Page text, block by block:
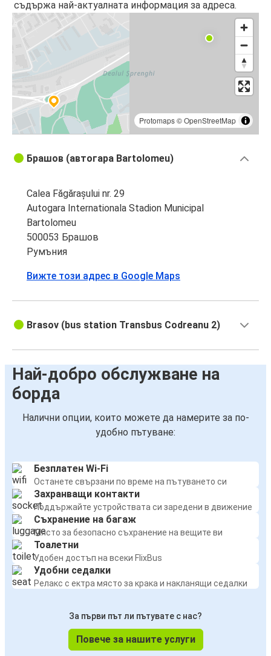
съдържа най-актуалната информация за адреса.
Protomaps©OpenStreetMap
Брашов (автогара Bartolomeu)
Calea Făgărașului nr. 29
Autogara Internationala Stadion Municipal
Bartolomeu
500053 Брашов
Румъния
Вижте този адрес в Google Maps
Brasov (bus station Transbus Codreanu 2)
Най-добро обслужване на
борда
Налични опции, които можете да намерите за по-
удобно пътуване:
Безплатен Wi-Fi
Останете свързани по време на пътуването си
Захранващи контакти
Поддържайте устройствата си заредени в движение
Съхранение на багаж
Място за безопасно съхранение на вещите ви
Тоалетни
Удобен достъп на всеки FlixBus
Удобни седалки
Релакс с ектра място за крака и накланящи седалки
За първи път ли пътувате с нас?
Повече за нашите услуги